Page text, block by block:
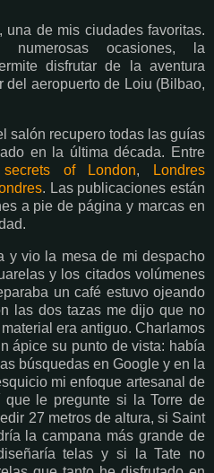
una de mis ciudades favoritas.
ocasiones, la
disfrutar de la aventura
del aeropuerto de Loiu (Bilbao,
salón recupero todas las guías
en la última década. Entre
of London,
Londres
. Las publicaciones están
a pie de página y marcas en
y vio la mesa de mi despacho
y los citados volúmenes
un café estuvo ojeando
las dos tazas me dijo que no
era antiguo. Charlamos
ápice su punto de vista: había
búsquedas en Google y en la
mi enfoque artesanal de
que le pregunte si la Torre de
27 metros de altura, si Saint
la campana más grande de
telas y si la Tate no